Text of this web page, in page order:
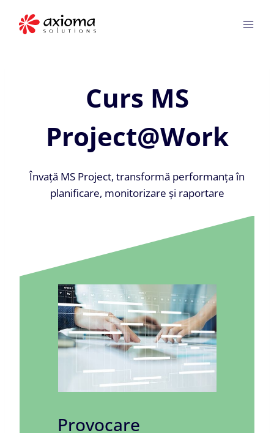
Curs MS
Project@Work
Învață MS Project, transformă performanța în
planificare, monitorizare și raportare
Provocare